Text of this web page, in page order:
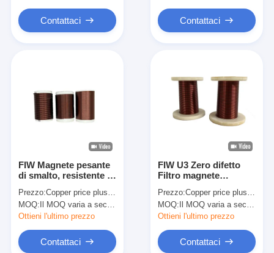
Contattaci Contattaci
FIW Magnete pesante
di smalto, resistente al
isolante, di rame
Prezzo:Copper price plus processing fee plus freight
MOQ:Il MOQ varia a seconda della dimensione della specifica
Ottieni l'ultimo prezzo
Contattaci
FIW U3 Zero difetto
Filtro magnete
in rame smaltato JIS
Standard
Prezzo:Copper price plus processing fee plus freight
MOQ:Il MOQ varia a seconda della dimensione della specifica
Ottieni l'ultimo prezzo
Contattaci